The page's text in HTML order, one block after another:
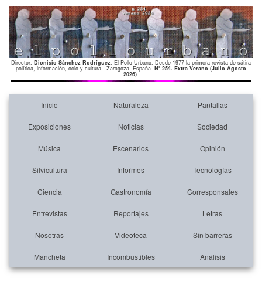
Director: Dionisio Sánchez Rodríguez. El Pollo Urbano. Desde 1977 la primera revista de sátira
política, información, ocio y cultura . Zaragoza. España. Nº 254. Extra Verano (Julio Agosto
2026).
Inicio Naturaleza Pantallas
Exposiciones Noticias Sociedad
Música Escenarios Opinión
Silvicultura Informes Tecnologías
Ciencia Gastronomía Corresponsales
Entrevistas Reportajes Letras
Nosotras Videoteca Sin barreras
Mancheta Incombustibles Análisis